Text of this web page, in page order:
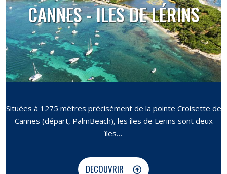
CANNES - ILES DE LÉRINS
Situées à 1275 mètres précisément de la pointe Croisette de
Cannes (départ, PalmBeach), les îles de Lerins sont deux
îles…
DECOUVRIR